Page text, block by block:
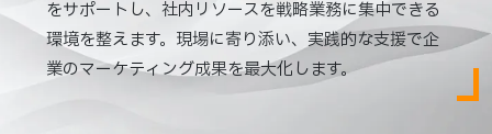
をサポートし、社内リソースを戦略業務に集中できる
環境を整えます。現場に寄り添い、実践的な支援で企
業のマーケティング成果を最大化します。